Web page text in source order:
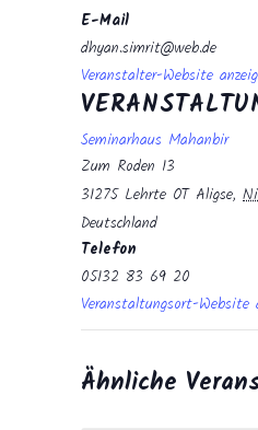
Seminarhaus Mahanbir
Zum Roden 13
31275 Lehrte OT Aligse,
Deutschland
Telefon
05132 83 69 20
Veranstaltungsort-Website
E-Mail
dhyan.simrit@web.de
Veranstalter-Website
Ähnliche